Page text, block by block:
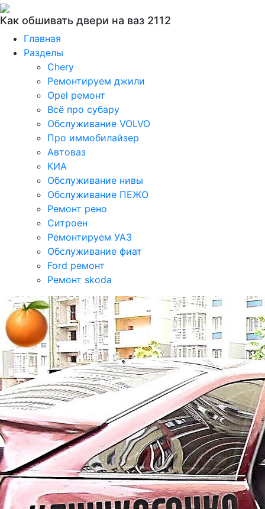
Как обшивать двери на ваз 2112
Главная
Разделы
Chery
Ремонтируем джили
Opel ремонт
Всё про субару
Обслуживание VOLVO
Про иммобилайзер
Автоваз
КИА
Обслуживание нивы
Обслуживание ПЕЖО
Ремонт рено
Ситроен
Ремонтируем УАЗ
Обслуживание фиат
Ford ремонт
Ремонт skoda